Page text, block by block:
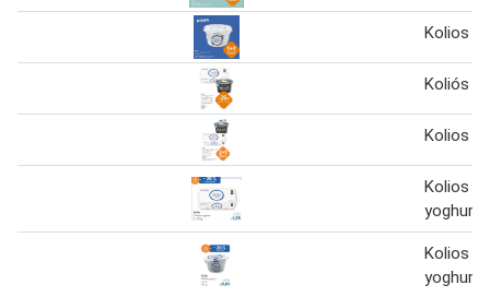
Kolios
Koliós
Kolios
Kolios
yoghurt
Kolios
yoghurt